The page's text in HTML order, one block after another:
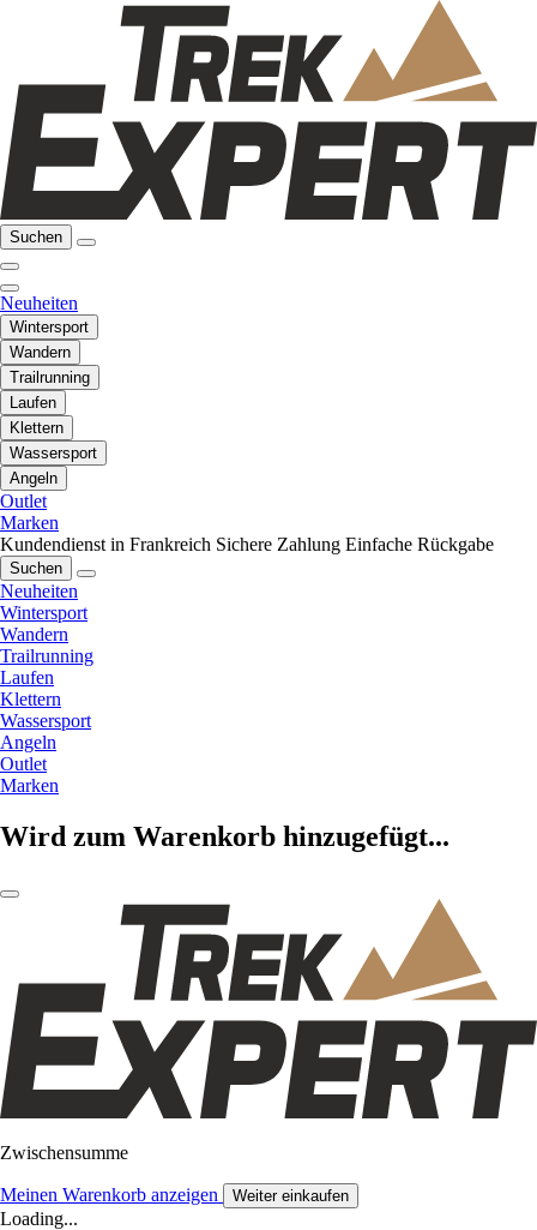
Suchen
Neuheiten
Wintersport
Wandern
Trailrunning
Laufen
Klettern
Wassersport
Angeln
Outlet
Marken
Kundendienst in Frankreich Sichere Zahlung Einfache Rückgabe
Suchen
Neuheiten
Wintersport
Wandern
Trailrunning
Laufen
Klettern
Wassersport
Angeln
Outlet
Marken
Wird zum Warenkorb hinzugefügt...
Zwischensumme
Meinen Warenkorb anzeigen Weiter einkaufen
Loading...